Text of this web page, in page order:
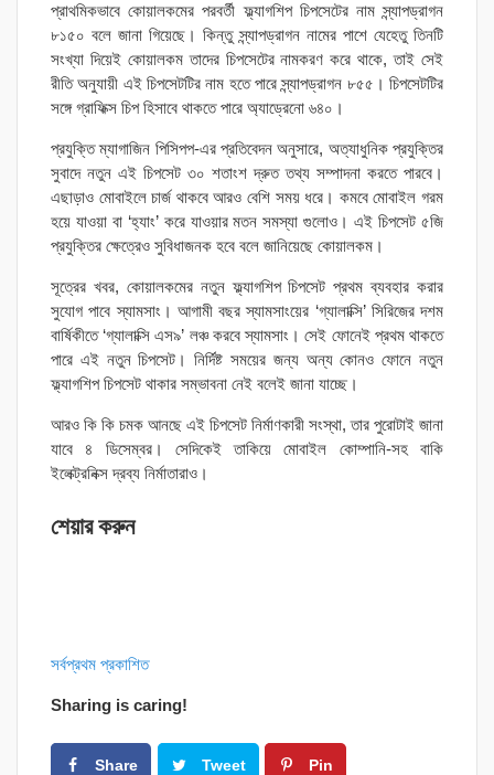
প্রাথমিকভাবে কোয়ালকমের পরবর্তী ফ্ল্যাগশিপ চিপসেটের নাম স্ন্যাপড্রাগন
৮১৫০ বলে জানা গিয়েছে। কিন্তু স্ন্যাপড্রাগন নামের পাশে যেহেতু তিনটি
সংখ্যা দিয়েই কোয়ালকম তাদের চিপসেটের নামকরণ করে থাকে, তাই সেই
রীতি অনুযায়ী এই চিপসেটটির নাম হতে পারে স্ন্যাপড্রাগন ৮৫৫। চিপসেটটির
সঙ্গে গ্রাফিক্স চিপ হিসাবে থাকতে পারে অ্যাড্রেনো ৬৪০।
প্রযুক্তি ম্যাগাজিন পিসিপপ-এর প্রতিবেদন অনুসারে, অত্যাধুনিক প্রযুক্তির
সুবাদে নতুন এই চিপসেট ৩০ শতাংশ দ্রুত তথ্য সম্পাদনা করতে পারবে।
এছাড়াও মোবাইলে চার্জ থাকবে আরও বেশি সময় ধরে। কমবে মোবাইল গরম
হয়ে যাওয়া বা ‘হ্যাং’ করে যাওয়ার মতন সমস্যা গুলোও। এই চিপসেট ৫জি
প্রযুক্তির ক্ষেত্রেও সুবিধাজনক হবে বলে জানিয়েছে কোয়ালকম।
সূত্রের খবর, কোয়ালকমের নতুন ফ্ল্যাগশিপ চিপসেট প্রথম ব্যবহার করার
সুযোগ পাবে স্যামসাং। আগামী বছর স্যামসাংয়ের ‘গ্যালাক্সি’ সিরিজের দশম
বার্ষিকীতে ‘গ্যালাক্সি এস৯’ লঞ্চ করবে স্যামসাং। সেই ফোনেই প্রথম থাকতে
পারে এই নতুন চিপসেট। নির্দিষ্ট সময়ের জন্য অন্য কোনও ফোনে নতুন
ফ্ল্যাগশিপ চিপসেট থাকার সম্ভাবনা নেই বলেই জানা যাচ্ছে।
আরও কি কি চমক আনছে এই চিপসেট নির্মাণকারী সংস্থা, তার পুরোটাই জানা
যাবে ৪ ডিসেম্বর। সেদিকেই তাকিয়ে মোবাইল কোম্পানি-সহ বাকি
ইলেক্ট্রনিক্স দ্রব্য নির্মাতারাও।
শেয়ার করুন
সর্বপ্রথম প্রকাশিত
Sharing is caring!
Share Tweet Pin